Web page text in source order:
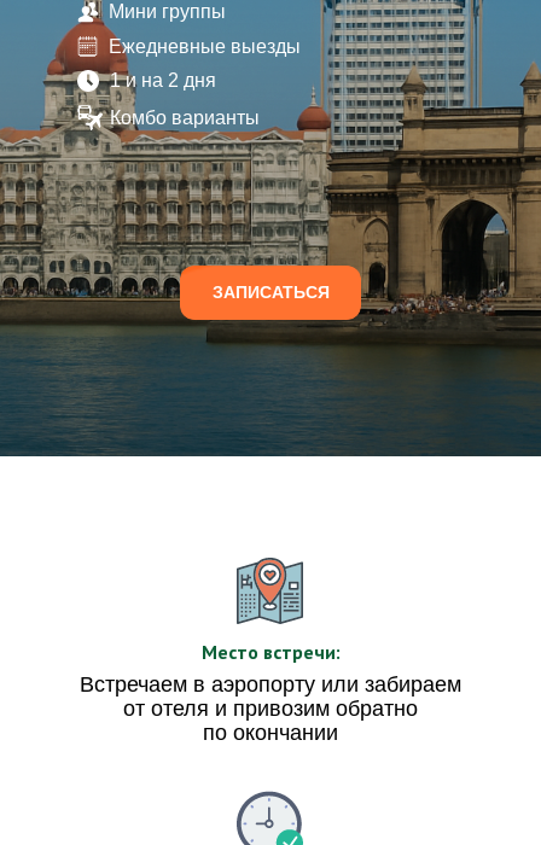
ЗАПИСАТЬСЯ
Мини группы
Ежедневные выезды
1 и на 2 дня
Комбо варианты
Встречаем в аэропорту или забираем
от отеля и привозим обратно
по окончании
Место встречи: